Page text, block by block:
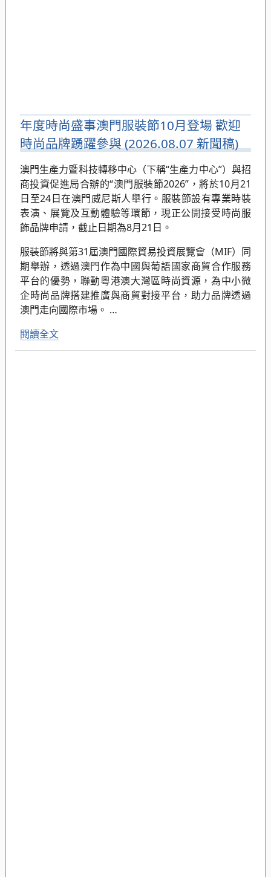
年度時尚盛事澳門服裝節10月登場 歡迎
時尚品牌踴躍參與 (2026.08.07 新聞稿)
澳門生產力暨科技轉移中心（下稱“生產力中心”）與招
商投資促進局合辦的“澳門服裝節2026”，將於10月21
日至24日在澳門威尼斯人舉行。服裝節設有專業時裝
表演、展覽及互動體驗等環節，現正公開接受時尚服
飾品牌申請，截止日期為8月21日。
服裝節將與第31屆澳門國際貿易投資展覽會（MIF）同
期舉辦，透過澳門作為中國與葡語國家商貿合作服務
平台的優勢，聯動粵港澳大灣區時尚資源，為中小微
企時尚品牌搭建推廣與商貿對接平台，助力品牌透過
澳門走向國際市場。 …
閱讀全文